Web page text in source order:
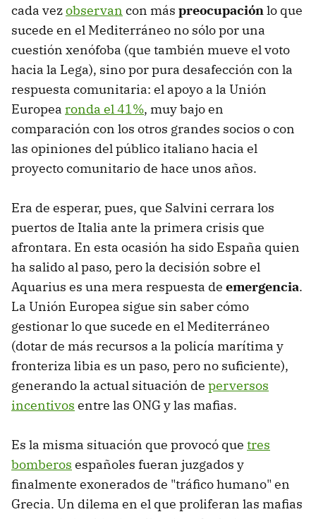
cada vezobservan con más preocupaciónlo que
sucede en el Mediterráneo no sólo por una
cuestión xenófoba (que también mueve el voto
hacia la Lega), sino por pura desafección con la
respuesta comunitaria: el apoyo a la Unión
Europea ronda el 41%, muy bajo en
comparación con los otros grandes socios o con
las opiniones del público italiano hacia el
proyecto comunitario de hace unos años.
Era de esperar, pues, que Salvini cerrara los
puertos de Italia ante la primera crisis que
afrontara. En esta ocasión ha sido España quien
ha salido al paso, pero la decisión sobre el
Aquarius es una mera respuesta de emergencia.
La Unión Europea sigue sin saber cómo
gestionar lo que sucede en el Mediterráneo
(dotar de más recursos a la policía marítima y
fronteriza libia es un paso, pero no suficiente),
generando la actual situación de perversos
incentivos entre las ONG y las mafias.
Es la misma situación que provocó que tres
bomberos españoles fueran juzgados y
finalmente exonerados de "tráfico humano" en
Grecia. Un dilema en el que proliferan las mafias